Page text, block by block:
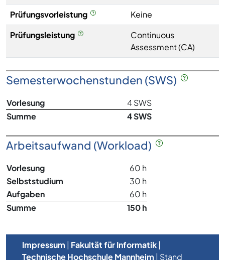
Prüfungsvorleistung
Keine
Prüfungsleistung
Continuous
Assessment (CA)
Semesterwochenstunden (SWS)
Vorlesung
4 SWS
Summe
4 SWS
Arbeitsaufwand (Workload)
Vorlesung
60 h
Selbststudium
30 h
Aufgaben
60 h
Summe
150 h
Impressum | Fakultät für Informatik|
Technische Hochschule Mannheim | Stand